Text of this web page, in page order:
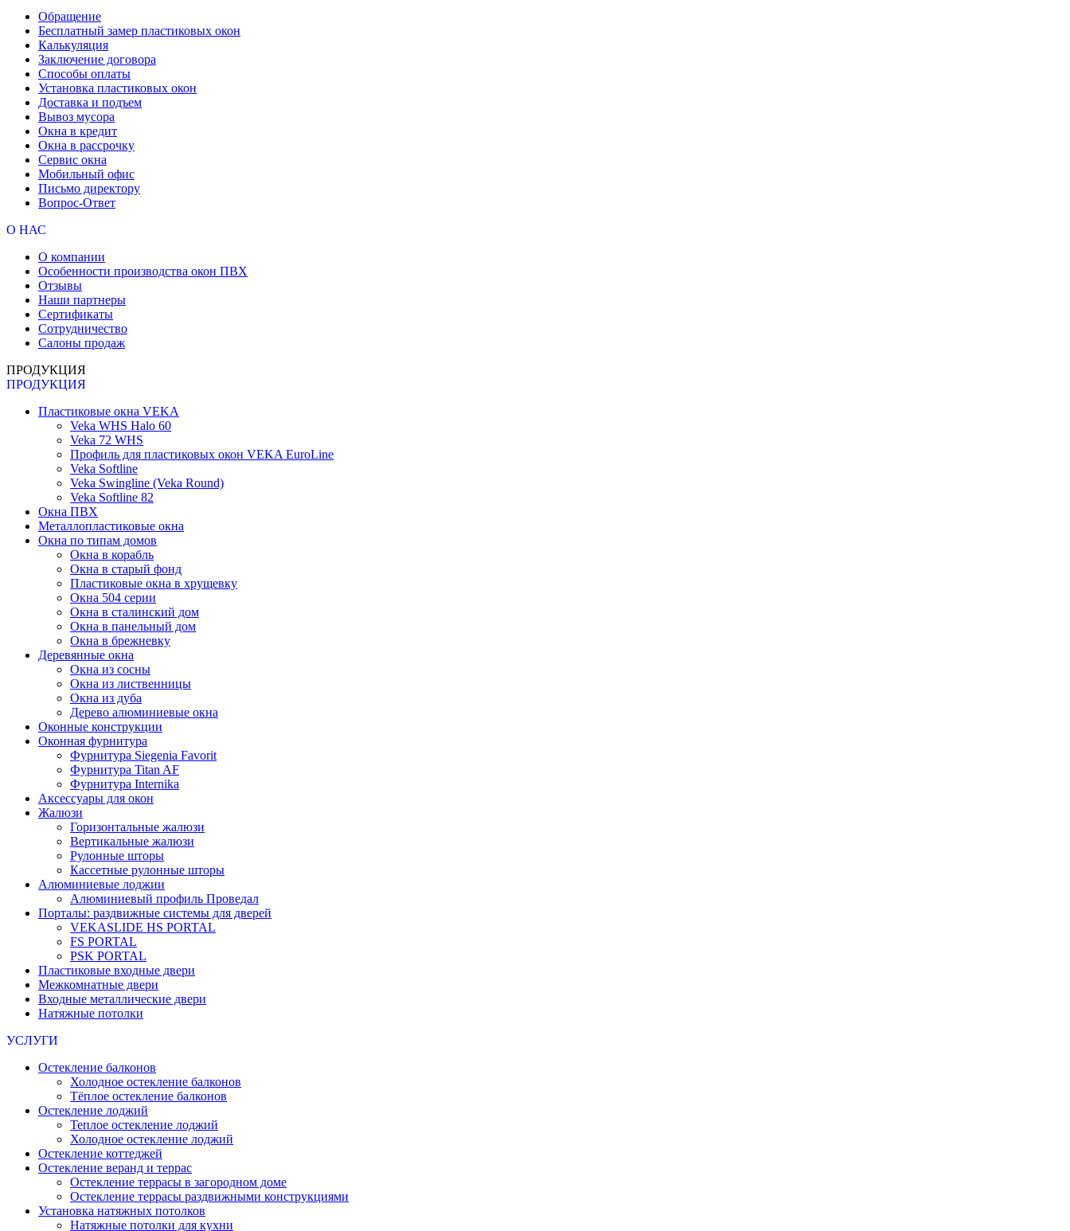
Обращение
Бесплатный замер пластиковых окон
Калькуляция
Заключение договора
Способы оплаты
Установка пластиковых окон
Доставка и подъем
Вывоз мусора
Окна в кредит
Окна в рассрочку
Сервис окна
Мобильный офис
Письмо директору
Вопрос-Ответ
О НАС
О компании
Особенности производства окон ПВХ
Отзывы
Наши партнеры
Сертификаты
Сотрудничество
Салоны продаж
ПРОДУКЦИЯ
ПРОДУКЦИЯ
Пластиковые окна VEKA
Veka WHS Halo 60
Veka 72 WHS
Профиль для пластиковых окон VEKA EuroLine
Veka Softline
Veka Swingline (Veka Round)
Veka Softline 82
Окна ПВХ
Металлопластиковые окна
Окна по типам домов
Окна в корабль
Окна в старый фонд
Пластиковые окна в хрущевку
Окна 504 серии
Окна в сталинский дом
Окна в панельный дом
Окна в брежневку
Деревянные окна
Окна из сосны
Окна из лиственницы
Окна из дуба
Дерево алюминиевые окна
Оконные конструкции
Оконная фурнитура
Фурнитура Siegenia Favorit
Фурнитура Titan AF
Фурнитура Internika
Аксессуары для окон
Жалюзи
Горизонтальные жалюзи
Вертикальные жалюзи
Рулонные шторы
Кассетные рулонные шторы
Алюминиевые лоджии
Алюминиевый профиль Проведал
Порталы: раздвижные системы для дверей
VEKASLIDE HS PORTAL
FS PORTAL
PSK PORTAL
Пластиковые входные двери
Межкомнатные двери
Входные металлические двери
Натяжные потолки
УСЛУГИ
Остекление балконов
Холодное остекление балконов
Тёплое остекление балконов
Остекление лоджий
Теплое остекление лоджий
Холодное остекление лоджий
Остекление коттеджей
Остекление веранд и террас
Остекление террасы в загородном доме
Остекление террасы раздвижными конструкциями
Установка натяжных потолков
Натяжные потолки для кухни